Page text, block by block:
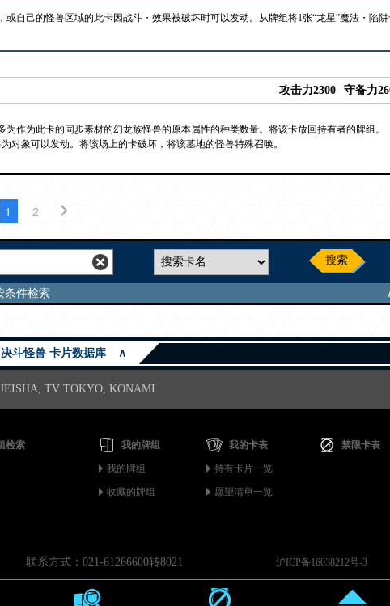
自己的怪兽区域的此卡因战斗・效果被破坏时可以发动。从牌组将1张“龙星”魔法・陷
攻击力2300 守备力
作为此卡的同步素材的幻龙族怪兽的原本属性的种类数量。将该卡放回持有者的牌组。
象可以发动。将该场上的卡破坏，将该墓地的怪兽特殊召唤。
1 2
搜索
条件检索
斗怪兽 卡片数据库 ∧
TV TOKYO, KONAMI
检索 我的牌组
我的牌组
收藏的牌组
我的卡表
持有卡片一览
愿望清单一览
禁限卡表
联系方式：021-61266600转8021 沪ICP备16038212号-3